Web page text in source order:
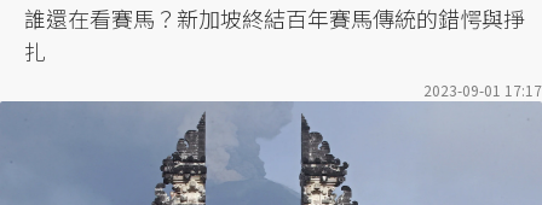
誰還在看賽馬？新加坡終結百年賽馬傳統的錯愕與掙
扎
2023-09-01 17:17